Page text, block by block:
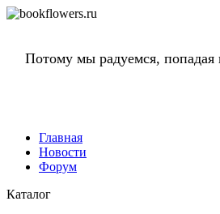
Потому мы радуемся, попадая
Главная
Новости
Форум
Каталог